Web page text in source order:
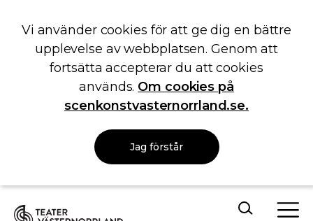
Vi använder cookies för att ge dig en bättre
upplevelse av webbplatsen. Genom att
fortsätta accepterar du att cookies
används. Om cookies på
scenkonstvasternorrland.se.
Jag förstår